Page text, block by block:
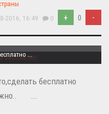
2016, 16:49
0 + 0 -
...
бесплатно
...